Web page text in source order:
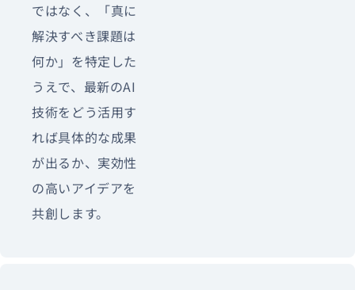
ではなく、「真に
解決すべき課題は
何か」を特定した
うえで、最新のAI
技術をどう活用す
れば具体的な成果
が出るか、実効性
の高いアイデアを
共創します。